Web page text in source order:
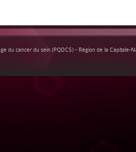
du cancer du sein (PQDCS) - Région de la Capitale-